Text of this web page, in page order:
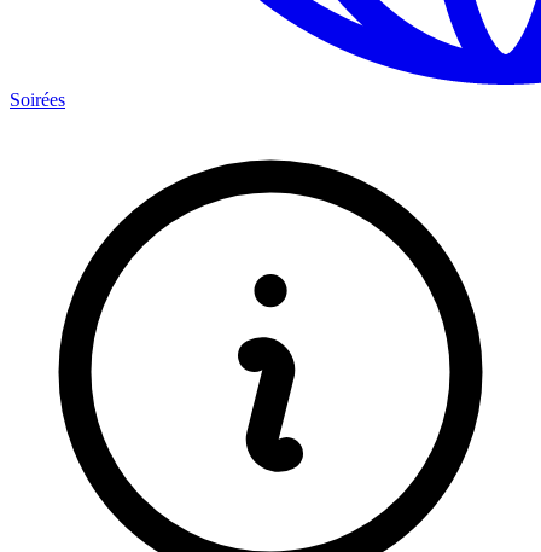
Soirées